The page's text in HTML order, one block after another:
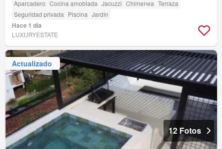
Aparcadero Cocina amoblada Jacuzzi Chimenea Terraza
Seguridad privada Piscina Jardín
Hace 1 día
LUXURYESTATE
Actualizado
12 Fotos